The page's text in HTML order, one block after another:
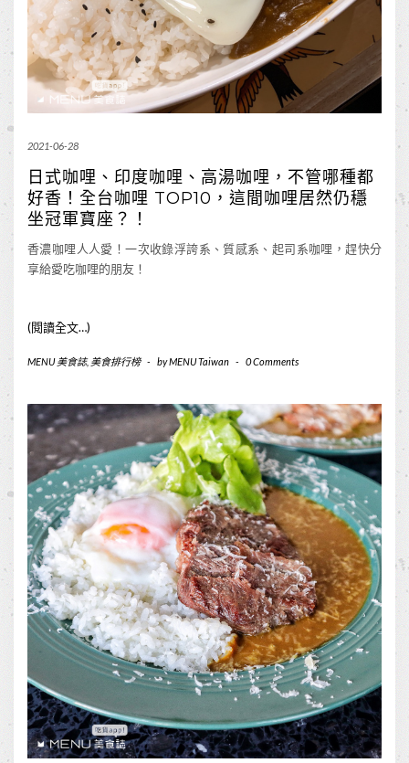
2021-06-28
日式咖哩、印度咖哩、高湯咖哩，不管哪種都
好香！全台咖哩 TOP10，這間咖哩居然仍穩
坐冠軍寶座？！
香濃咖哩人人愛！一次收錄浮誇系、質感系、起司系咖哩，趕快分
享給愛吃咖哩的朋友！
(閱讀全文…)
MENU 美食誌, 美食排行榜 - byMENU Taiwan - 0 Comments